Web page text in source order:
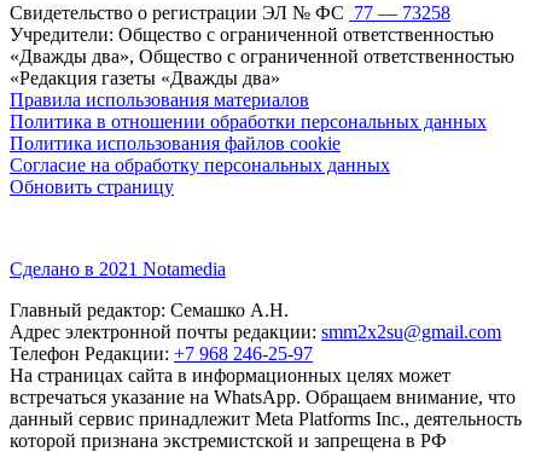
Свидетельство о регистрации ЭЛ № ФС 77 — 73258
Учредители: Общество с ограниченной ответственностью
«Дважды два», Общество с ограниченной ответственностью
«Редакция газеты «Дважды два»
Правила использования материалов
Политика в отношении обработки персональных данных
Политика использования файлов cookie
Согласие на обработку персональных данных
Обновить страницу
Сделано в 2021 Notamedia
Главный редактор: Семашко А.Н.
Адрес электронной почты редакции: smm2x2su@gmail.com
Телефон Редакции: +7 968 246-25-97
На страницах сайта в информационных целях может
встречаться указание на WhatsApp. Обращаем внимание, что
данный сервис принадлежит Meta Platforms Inc., деятельность
которой признана экстремистской и запрещена в РФ